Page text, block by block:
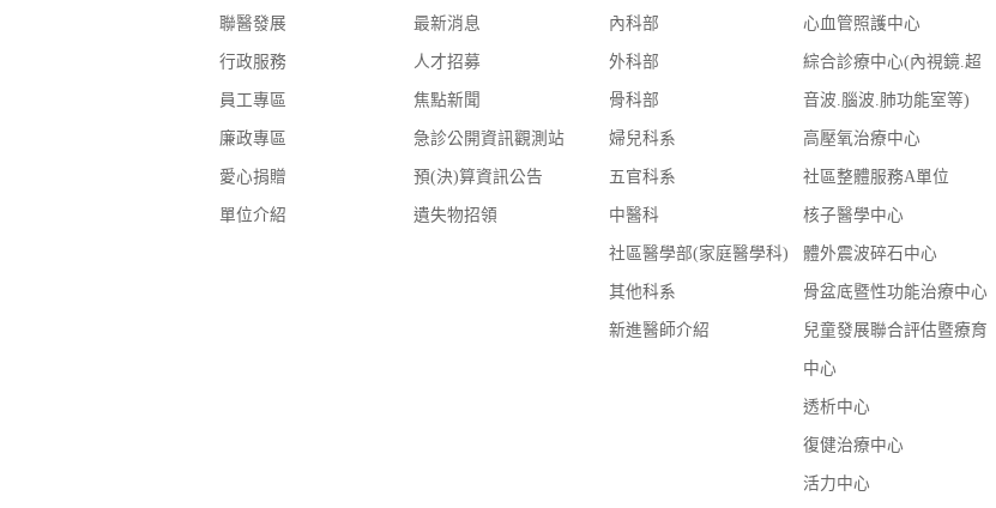
聯醫發展
行政服務
員工專區
廉政專區
愛心捐贈
單位介紹
最新消息
人才招募
焦點新聞
急診公開資訊觀測站
預(決)算資訊公告
遺失物招領
內科部
外科部
骨科部
婦兒科系
五官科系
中醫科
社區醫學部(家庭醫學科)
其他科系
新進醫師介紹
心血管照護中心
綜合診療中心(內視鏡.超
音波.腦波.肺功能室等)
高壓氧治療中心
社區整體服務A單位
核子醫學中心
體外震波碎石中心
骨盆底暨性功能治療中心
兒童發展聯合評估暨療育
中心
透析中心
復健治療中心
活力中心